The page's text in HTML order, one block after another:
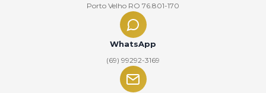
Porto Velho RO 76.801-170
WhatsApp
(69) 99292-3169